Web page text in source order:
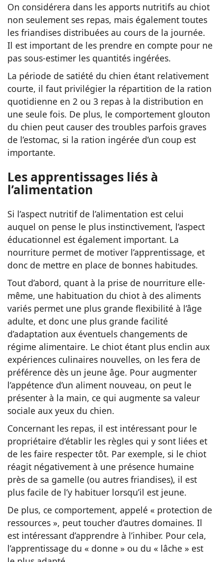
On considérera dans les apports nutritifs au chiot
non seulement ses repas, mais également toutes
les friandises distribuées au cours de la journée.
Il est important de les prendre en compte pour ne
pas sous-estimer les quantités ingérées.
La période de satiété du chien étant relativement
courte, il faut privilégier la répartition de la ration
quotidienne en 2 ou 3 repas à la distribution en
une seule fois. De plus, le comportement glouton
du chien peut causer des troubles parfois graves
de l’estomac, si la ration ingérée d’un coup est
importante.
Les apprentissages liés à
l’alimentation
Si l’aspect nutritif de l’alimentation est celui
auquel on pense le plus instinctivement, l’aspect
éducationnel est également important. La
nourriture permet de motiver l’apprentissage, et
donc de mettre en place de bonnes habitudes.
Tout d’abord, quant à la prise de nourriture elle-
même, une habituation du chiot à des aliments
variés permet une plus grande flexibilité à l’âge
adulte, et donc une plus grande facilité
d’adaptation aux éventuels changements de
régime alimentaire. Le chiot étant plus enclin aux
expériences culinaires nouvelles, on les fera de
préférence dès un jeune âge. Pour augmenter
l’appétence d’un aliment nouveau, on peut le
présenter à la main, ce qui augmente sa valeur
sociale aux yeux du chien.
Concernant les repas, il est intéressant pour le
propriétaire d’établir les règles qui y sont liées et
de les faire respecter tôt. Par exemple, si le chiot
réagit négativement à une présence humaine
près de sa gamelle (ou autres friandises), il est
plus facile de l’y habituer lorsqu’il est jeune.
De plus, ce comportement, appelé « protection de
ressources », peut toucher d’autres domaines. Il
est intéressant d’apprendre à l’inhiber. Pour cela,
l’apprentissage du « donne » ou du « lâche » est